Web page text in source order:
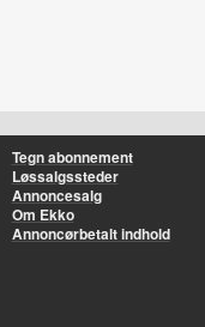
Tegn abonnement
Løssalgssteder
Annoncesalg
Om Ekko
Annoncørbetalt indhold